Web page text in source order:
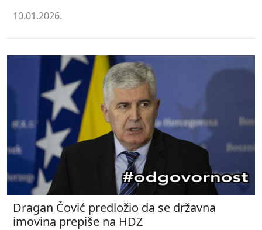
10.01.2026.
Dragan Čović predložio da se državna
imovina prepiše na HDZ